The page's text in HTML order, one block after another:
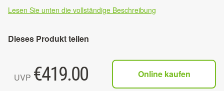
Lesen Sie unten die vollständige Beschreibung
Dieses Produkt teilen
UVP €419.00 Online kaufen